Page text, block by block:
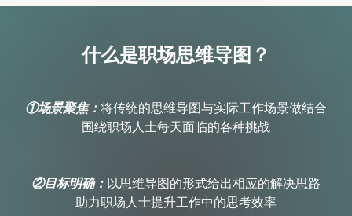
什么是职场思维导图？​
①场景聚焦： 将传统的思维导图与实际工作场景做结合
围绕职场人士每天面临的各种挑战
②目标明确： 以思维导图的形式给出相应的解决思路
助力职场人士提升工作中的思考效率